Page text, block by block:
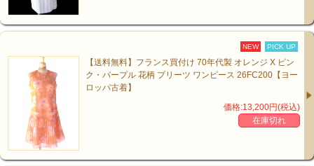
NEW PICK UP
【送料無料】フランス買付け 70年代製 オレンジ X ピン
ク・パープル 花柄 プリーツ ワンピース 26FC200【ヨー
ロッパ古着】
価格:13,200円(税込)
在庫切れ